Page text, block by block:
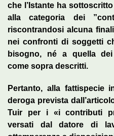
che l’Istante ha
alla categoria dei
riscontrandosi alcuna
nei confronti di soggetti
bisogno, né a quella dei
come sopra descritti.
Pertanto, alla fattispecie
deroga prevista
Tuir per i «i contributi
versati dal datore di